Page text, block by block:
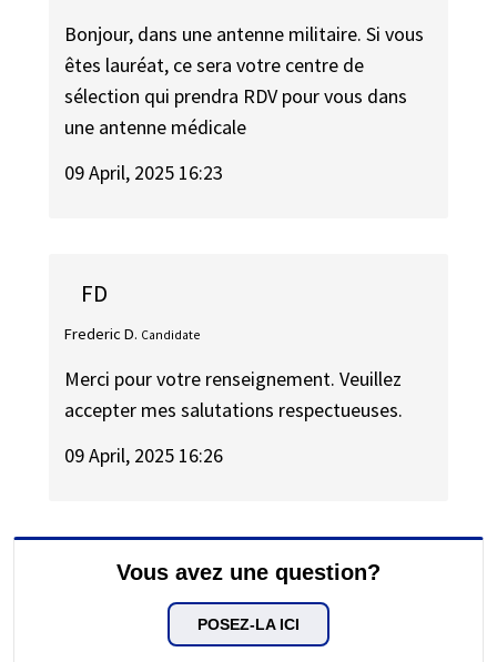
Bonjour, dans une antenne militaire. Si vous
êtes lauréat, ce sera votre centre de
sélection qui prendra RDV pour vous dans
une antenne médicale
09 April, 2025 16:23
FD
Frederic D. Candidate
Merci pour votre renseignement. Veuillez
accepter mes salutations respectueuses.
09 April, 2025 16:26
Vous avez une question?
POSEZ-LA ICI